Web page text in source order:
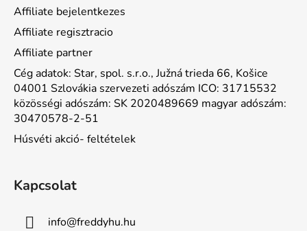
Affiliate bejelentkezes
Affiliate regisztracio
Affiliate partner
Cég adatok: Star, spol. s.r.o., Južná trieda 66, Košice
04001 Szlovákia szervezeti adószám ICO: 31715532
közösségi adószám: SK 2020489669 magyar adószám:
30470578-2-51
Húsvéti akció- feltételek
Kapcsolat
info@freddyhu.hu